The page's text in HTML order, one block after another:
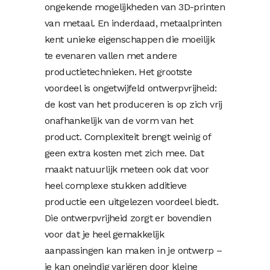
ongekende mogelijkheden van 3D-printen
van metaal. En inderdaad, metaalprinten
kent unieke eigenschappen die moeilijk
te evenaren vallen met andere
productietechnieken. Het grootste
voordeel is ongetwijfeld ontwerpvrijheid:
de kost van het produceren is op zich vrij
onafhankelijk van de vorm van het
product. Complexiteit brengt weinig of
geen extra kosten met zich mee. Dat
maakt natuurlijk meteen ook dat voor
heel complexe stukken additieve
productie een uitgelezen voordeel biedt.
Die ontwerpvrijheid zorgt er bovendien
voor dat je heel gemakkelijk
aanpassingen kan maken in je ontwerp –
je kan oneindig variëren door kleine